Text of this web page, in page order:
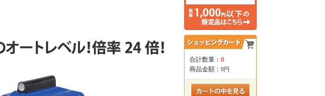
合計数量： 0
商品金額： 0円